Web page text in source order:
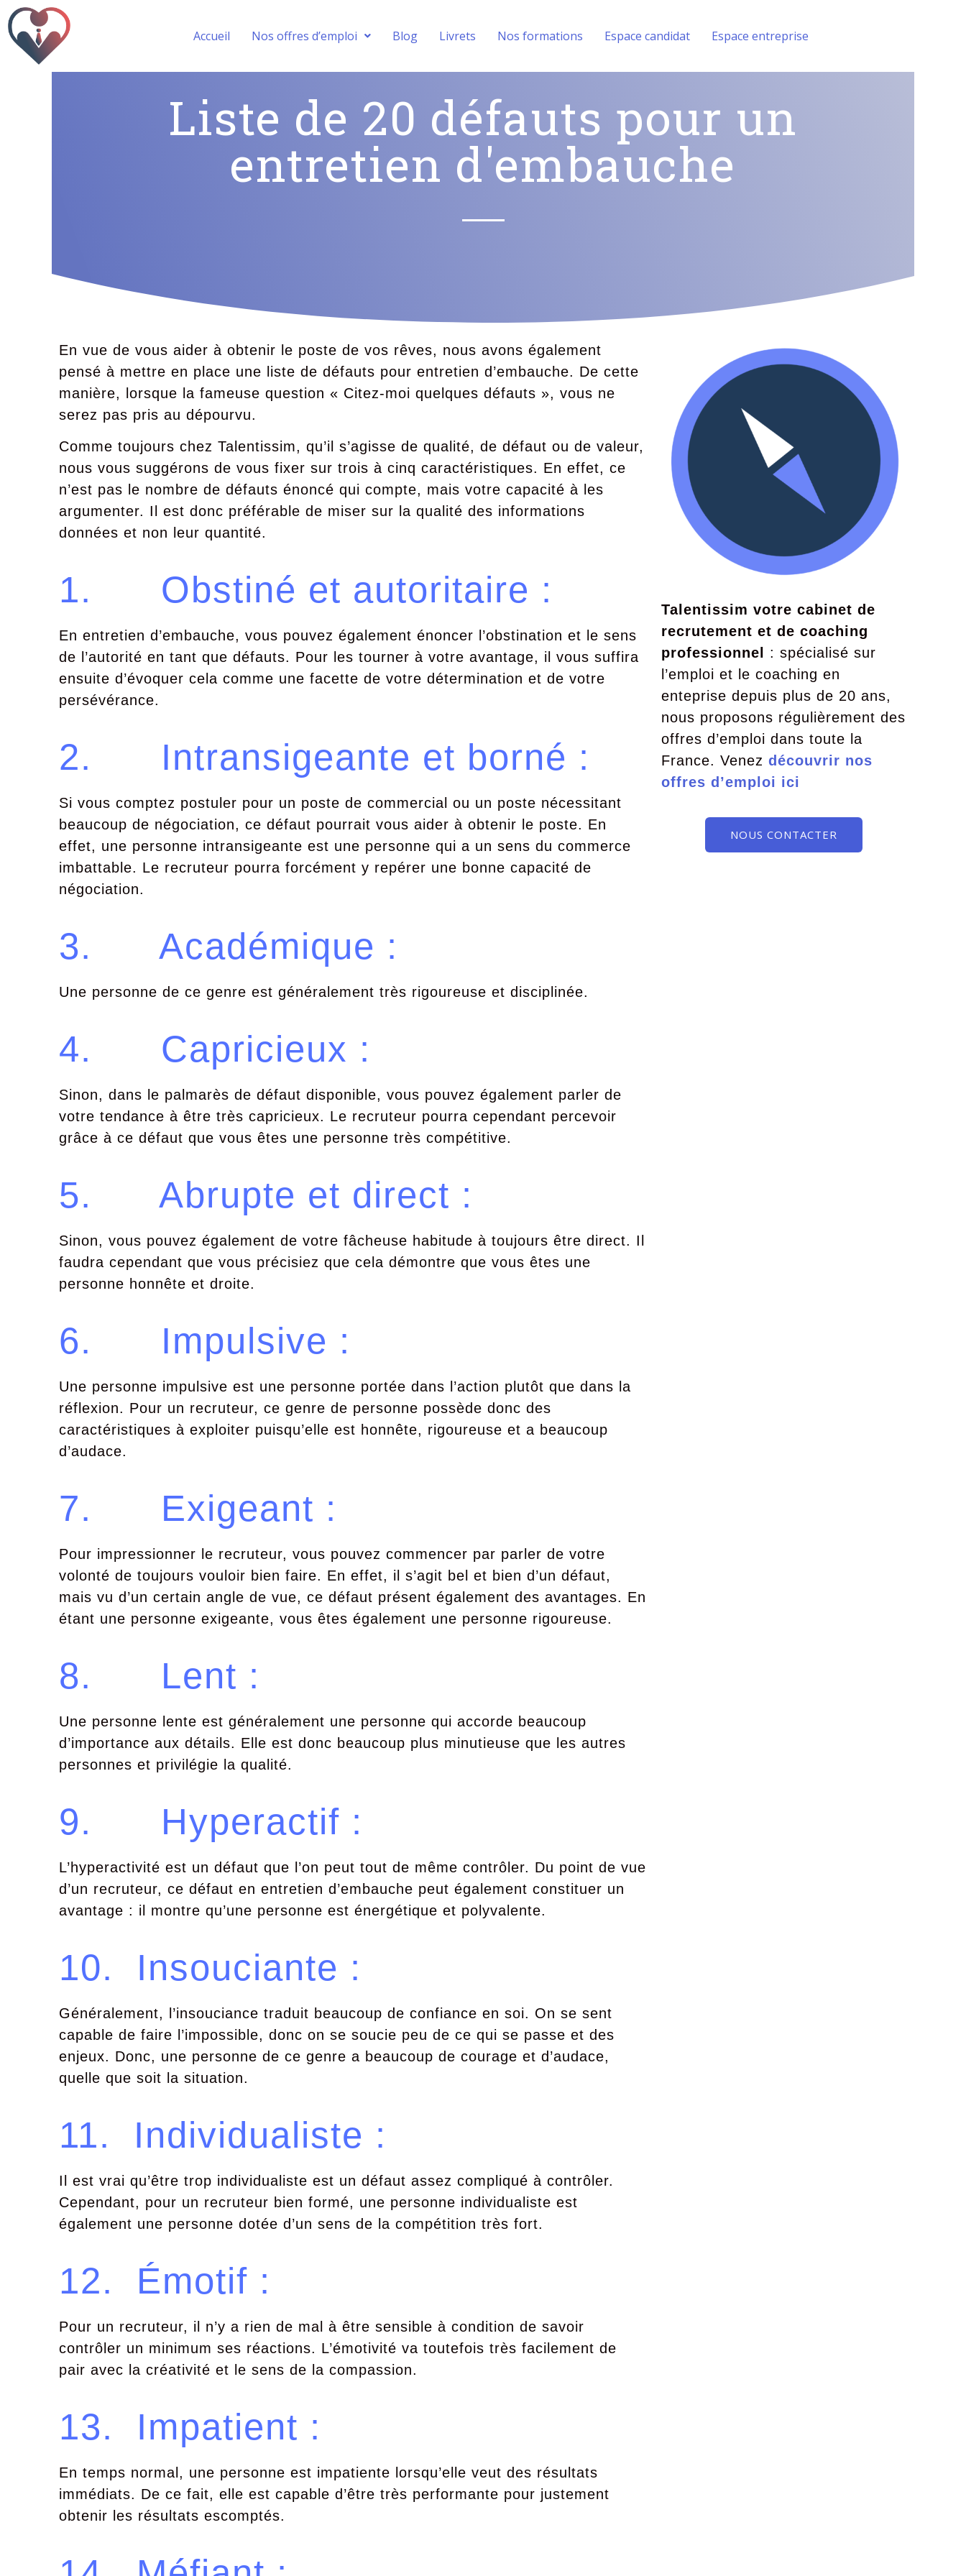
Accueil Nos offres d’emploi Blog Livrets Nos formations Espace candidat Espace entreprise
Liste de 20 défauts pour un
entretien d'embauche
En vue de vous aider à obtenir le poste de vos rêves, nous avons également
pensé à mettre en place une liste de défauts pour entretien d’embauche. De cette
manière, lorsque la fameuse question « Citez-moi quelques défauts », vous ne
serez pas pris au dépourvu.
Comme toujours chez Talentissim, qu’il s’agisse de qualité, de défaut ou de valeur,
nous vous suggérons de vous fixer sur trois à cinq caractéristiques. En effet, ce
n’est pas le nombre de défauts énoncé qui compte, mais votre capacité à les
argumenter. Il est donc préférable de miser sur la qualité des informations
données et non leur quantité.
1. Obstiné et autoritaire :
En entretien d’embauche, vous pouvez également énoncer l’obstination et le sens
de l’autorité en tant que défauts. Pour les tourner à votre avantage, il vous suffira
ensuite d’évoquer cela comme une facette de votre détermination et de votre
persévérance.
2. Intransigeante et borné :
Si vous comptez postuler pour un poste de commercial ou un poste nécessitant
beaucoup de négociation, ce défaut pourrait vous aider à obtenir le poste. En
effet, une personne intransigeante est une personne qui a un sens du commerce
imbattable. Le recruteur pourra forcément y repérer une bonne capacité de
négociation.
3. Académique :
Une personne de ce genre est généralement très rigoureuse et disciplinée.
4. Capricieux :
Sinon, dans le palmarès de défaut disponible, vous pouvez également parler de
votre tendance à être très capricieux. Le recruteur pourra cependant percevoir
grâce à ce défaut que vous êtes une personne très compétitive.
5. Abrupte et direct :
Sinon, vous pouvez également de votre fâcheuse habitude à toujours être direct. Il
faudra cependant que vous précisiez que cela démontre que vous êtes une
personne honnête et droite.
6. Impulsive :
Une personne impulsive est une personne portée dans l’action plutôt que dans la
réflexion. Pour un recruteur, ce genre de personne possède donc des
caractéristiques à exploiter puisqu’elle est honnête, rigoureuse et a beaucoup
d’audace.
7. Exigeant :
Pour impressionner le recruteur, vous pouvez commencer par parler de votre
volonté de toujours vouloir bien faire. En effet, il s’agit bel et bien d’un défaut,
mais vu d’un certain angle de vue, ce défaut présent également des avantages. En
étant une personne exigeante, vous êtes également une personne rigoureuse.
8. Lent :
Une personne lente est généralement une personne qui accorde beaucoup
d’importance aux détails. Elle est donc beaucoup plus minutieuse que les autres
personnes et privilégie la qualité.
9. Hyperactif :
L’hyperactivité est un défaut que l’on peut tout de même contrôler. Du point de vue
d’un recruteur, ce défaut en entretien d’embauche peut également constituer un
avantage : il montre qu’une personne est énergétique et polyvalente.
10. Insouciante :
Généralement, l’insouciance traduit beaucoup de confiance en soi. On se sent
capable de faire l’impossible, donc on se soucie peu de ce qui se passe et des
enjeux. Donc, une personne de ce genre a beaucoup de courage et d’audace,
quelle que soit la situation.
11. Individualiste :
Il est vrai qu’être trop individualiste est un défaut assez compliqué à contrôler.
Cependant, pour un recruteur bien formé, une personne individualiste est
également une personne dotée d’un sens de la compétition très fort.
12. Émotif :
Pour un recruteur, il n’y a rien de mal à être sensible à condition de savoir
contrôler un minimum ses réactions. L’émotivité va toutefois très facilement de
pair avec la créativité et le sens de la compassion.
13. Impatient :
En temps normal, une personne est impatiente lorsqu’elle veut des résultats
immédiats. De ce fait, elle est capable d’être très performante pour justement
obtenir les résultats escomptés.
Talentissim votre cabinet de
recrutement et de coaching
professionnel
: spécialisé sur
l’emploi et le coaching en
enteprise depuis plus de 20 ans,
nous proposons régulièrement des
offres d’emploi dans toute la
France. Venez découvrir nos
offres d’emploi ici
NOUS CONTACTER